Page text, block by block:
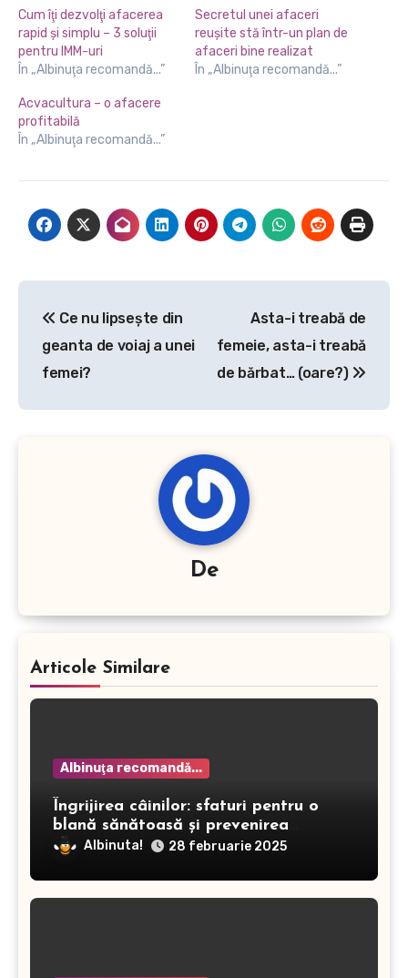
Cum îţi dezvolţi afacerea
rapid şi simplu – 3 soluţii
pentru IMM-uri
În „Albinuţa recomandă...”
Secretul unei afaceri
reuşite stă într-un plan de
afaceri bine realizat
În „Albinuţa recomandă...”
Acvacultura – o afacere
profitabilă
În „Albinuţa recomandă...”
articole
Ce nu lipsește din
geanta de voiaj a unei
femei?
Asta-i treabă de
femeie, asta-i treabă
de bărbat… (oare?)
De
Articole Similare
Albinuţa recomandă...
Îngrijirea câinilor: sfaturi pentru o
blană sănătoasă și prevenirea
dermatitei
Albinuta! 28 februarie 2025